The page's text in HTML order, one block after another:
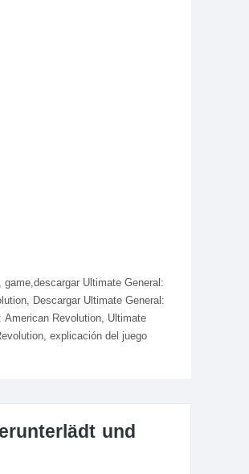
Descargar Ultimate General:
Revolution, Ultimate
explicación del juego
und